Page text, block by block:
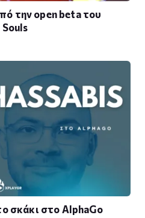
την open beta του
σκάκι στο AlphaGo